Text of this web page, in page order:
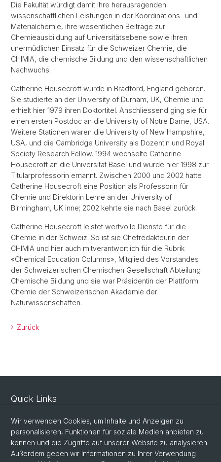
Die Fakultät würdigt damit ihre herausragenden
wissenschaftlichen Leistungen in der Koordinations- und
Materialchemie, ihre wesentlichen Beiträge zur
Chemieausbildung auf Universitätsebene sowie ihren
unermüdlichen Einsatz für die Schweizer Chemie, die
CHIMIA, die chemische Bildung und den wissenschaftlichen
Nachwuchs.
Catherine Housecroft wurde in Bradford, England geboren.
Sie studierte an der University of Durham, UK, Chemie und
erhielt hier 1979 ihren Doktortitel. Anschliessend ging sie für
einen ersten Postdoc an die University of Notre Dame, USA.
Weitere Stationen waren die University of New Hampshire,
USA, und die Cambridge University als Dozentin und Royal
Society Research Fellow. 1994 wechselte Catherine
Housecroft an die Universität Basel und wurde hier 1998 zur
Titularprofessorin ernannt. Zwischen 2000 und 2002 hatte
Catherine Housecroft eine Position als Professorin für
Chemie und Direktorin Lehre an der University of
Birmingham, UK inne; 2002 kehrte sie nach Basel zurück.
Catherine Housecroft leistet wertvolle Dienste für die
Chemie in der Schweiz. So ist sie Chefredakteurin der
CHIMIA und hier auch mitverantwortlich für die Rubrik
«Chemical Education Columns», Mitglied des Vorstandes
der Schweizerischen Chemischen Gesellschaft Abteilung
Chemische Bildung und sie war Präsidentin der Plattform
Chemie der Schweizerischen Akademie der
Naturwissenschaften.
Zurück
Quick Links
Vorlesungsverzeichnis
Wir verwenden Cookies, um Inhalte und Anzeigen zu
personalisieren, Funktionen für soziale Medien anbieten zu
können und die Zugriffe auf unserer Website zu analysieren.
Außerdem geben wir Informationen zu Ihrer Verwendung